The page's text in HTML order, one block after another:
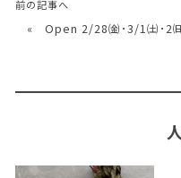
前の記事へ
« Open 2/28㈮･3/1㈯･2